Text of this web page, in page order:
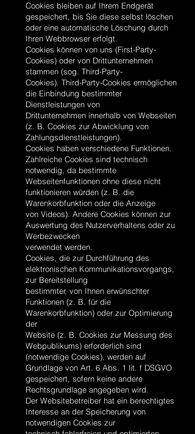
Cookies bleiben auf Ihrem Endgerät
gespeichert, bis Sie diese selbst löschen
oder eine automatische Löschung durch
Ihren Webbrowser erfolgt.
Cookies können von uns (First-Party-
Cookies) oder von Drittunternehmen
stammen (sog. Third-Party-
Cookies). Third-Party-Cookies ermöglichen
die Einbindung bestimmter
Dienstleistungen von
Drittunternehmen innerhalb von Webseiten
(z. B. Cookies zur Abwicklung von
Zahlungsdienstleistungen).
Cookies haben verschiedene Funktionen.
Zahlreiche Cookies sind technisch
notwendig, da bestimmte
Webseitenfunktionen ohne diese nicht
funktionieren würden (z. B. die
Warenkorbfunktion oder die Anzeige
von Videos). Andere Cookies können zur
Auswertung des Nutzerverhaltens oder zu
Werbezwecken
verwendet werden.
Cookies, die zur Durchführung des
elektronischen Kommunikationsvorgangs,
zur Bereitstellung
bestimmter, von Ihnen erwünschter
Funktionen (z. B. für die
Warenkorbfunktion) oder zur Optimierung
der
Website (z. B. Cookies zur Messung des
Webpublikums) erforderlich sind
(notwendige Cookies), werden auf
Grundlage von Art. 6 Abs. 1 lit. f DSGVO
gespeichert, sofern keine andere
Rechtsgrundlage angegeben wird.
Der Websitebetreiber hat ein berechtigtes
Interesse an der Speicherung von
notwendigen Cookies zur